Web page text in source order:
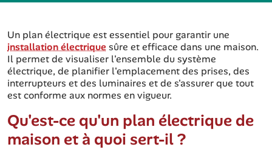
Un plan électrique est essentiel pour garantir une
installation électriquesûre et efficace dans une maison.
Il permet de visualiser l'ensemble du système
électrique, de planifier l'emplacement des prises, des
interrupteurs et des luminaires et de s'assurer que tout
est conforme aux normes en vigueur.
Qu'est-ce qu'un plan électrique de
maison et à quoi sert-il ?